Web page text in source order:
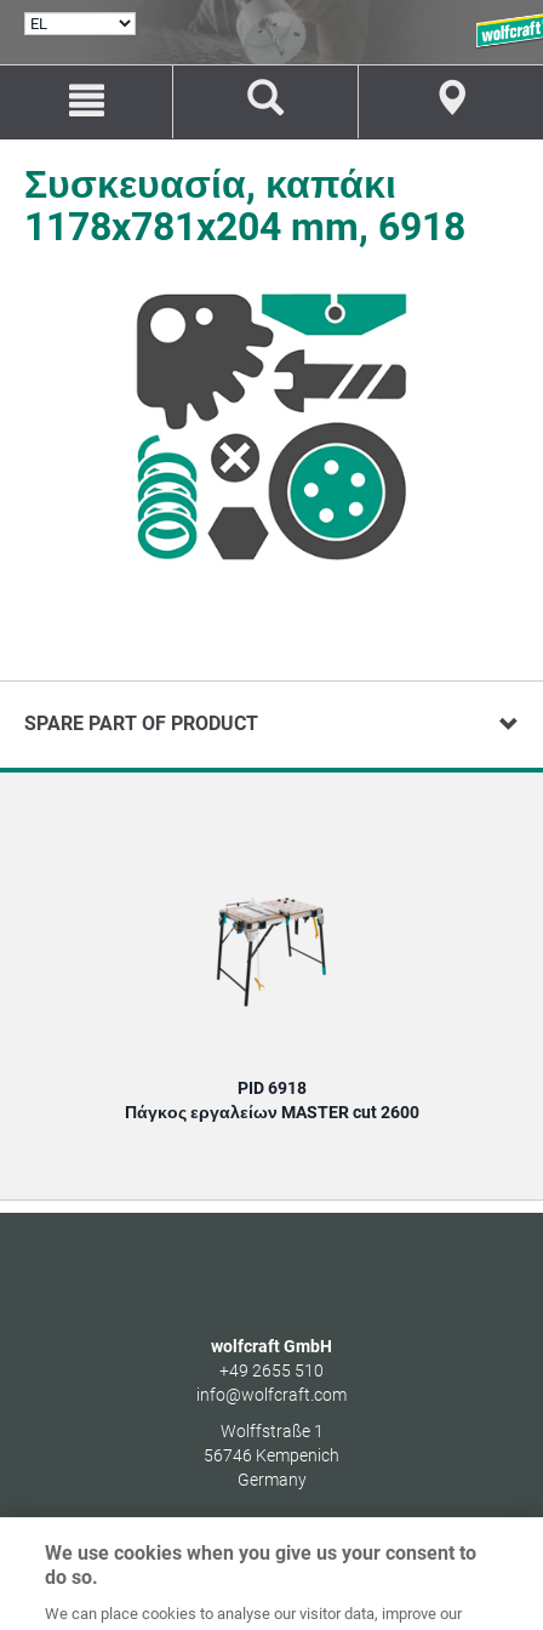
ΕΠΙΛΟΓΉ
Μετάβαση
περιεχόμενο
Μετάβαση
πλοήγηση
Συσκευασία, καπάκι
1178x781x204 mm, 6918
SPARE PART OF PRODUCT
PID 6918
Πάγκος εργαλείων MASTER cut 2600
wolfcraft GmbH
+49 2655 510
info@wolfcraft.com
Wolffstraße 1
56746 Kempenich
Germany
Αρχική Επικοινωνία
Στοιχεία
έκδοσης δεδομένων
We use cookies when you give us your consent to
do so.
We can place cookies to analyse our visitor data, improve our